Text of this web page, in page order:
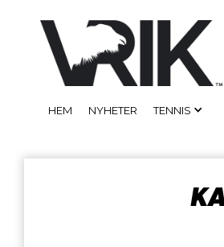
HEM NYHETER TENNIS